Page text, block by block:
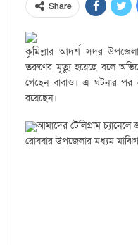
Share
কুমিল্লার আদর্শ সদর
তরুণের মৃত্যু হয়েছে বলে
গেছেন বাবাও। এ ঘটনার পর
রয়েছেন।
আমাদের টেলিগ্রাম
রোববার উপজেলার মধ্যম